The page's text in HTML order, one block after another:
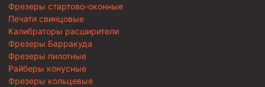
Фрезеры стартово-оконные
Печати свинцовые
Калибраторы расширители
Фрезеры Барракуда
Фрезеры пилотные
Райберы конусные
Фрезеры кольцевые